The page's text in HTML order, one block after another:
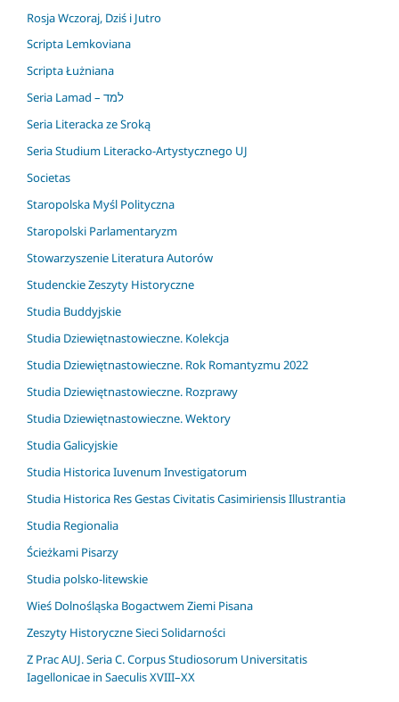
Rosja Wczoraj, Dziś i Jutro
Scripta Lemkoviana
Scripta Łużniana
Seria Lamad – למד
Seria Literacka ze Sroką
Seria Studium Literacko-Artystycznego UJ
Societas
Staropolska Myśl Polityczna
Staropolski Parlamentaryzm
Stowarzyszenie Literatura Autorów
Studenckie Zeszyty Historyczne
Studia Buddyjskie
Studia Dziewiętnastowieczne. Kolekcja
Studia Dziewiętnastowieczne. Rok Romantyzmu 2022
Studia Dziewiętnastowieczne. Rozprawy
Studia Dziewiętnastowieczne. Wektory
Studia Galicyjskie
Studia Historica Iuvenum Investigatorum
Studia Historica Res Gestas Civitatis Casimiriensis Illustrantia
Studia Regionalia
Ścieżkami Pisarzy
Studia polsko-litewskie
Wieś Dolnośląska Bogactwem Ziemi Pisana
Zeszyty Historyczne Sieci Solidarności
Z Prac AUJ. Seria C. Corpus Studiosorum Universitatis
Iagellonicae in Saeculis XVIII–XX